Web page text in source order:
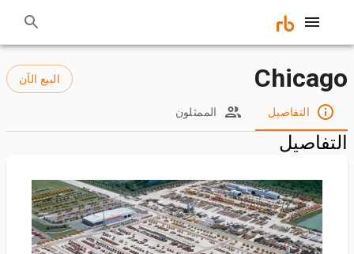
Chicago البيع الآن
التفاصيل الممثلون
التفاصيل